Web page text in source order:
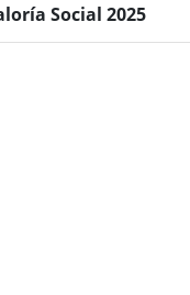
Social 2025